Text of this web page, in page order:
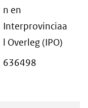
n en
Interprovinciaa
l Overleg (IPO)
636498